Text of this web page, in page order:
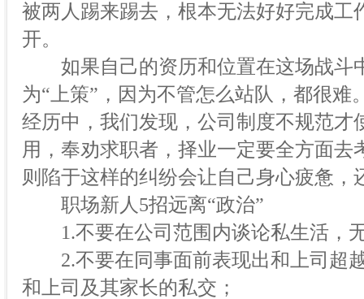
被两人踢来踢去，根本无法好好完成工
开。
如果自己的资历和位置在这场战斗
为“上策”，因为不管怎么站队，都很
经历中，我们发现，公司制度不规范才
用，奉劝求职者，择业一定要全方面
则陷于这样的纠纷会让自己身心疲惫，
职场新人5招远离“政治”
1.不要在公司范围内谈论私生活，
2.不要在同事面前表现出和上司超
和上司及其家长的私交；